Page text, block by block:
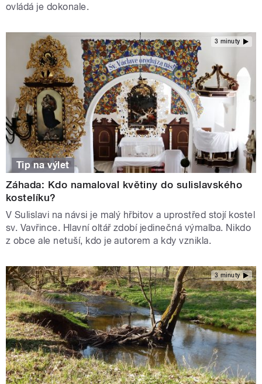
ovládá je dokonale.
3 minuty
Tip na výlet
Záhada: Kdo namaloval květiny do sulislavského
kostelíku?
V Sulislavi na návsi je malý hřbitov a uprostřed stojí kostel
sv. Vavřince. Hlavní oltář zdobí jedinečná výmalba. Nikdo
z obce ale netuší, kdo je autorem a kdy vznikla.
3 minuty